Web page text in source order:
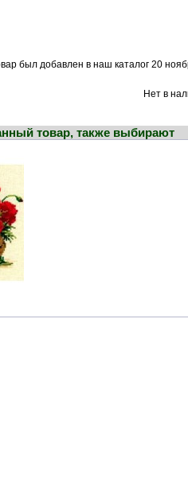
был добавлен в наш каталог 20
Нет в
товар, также выбирают